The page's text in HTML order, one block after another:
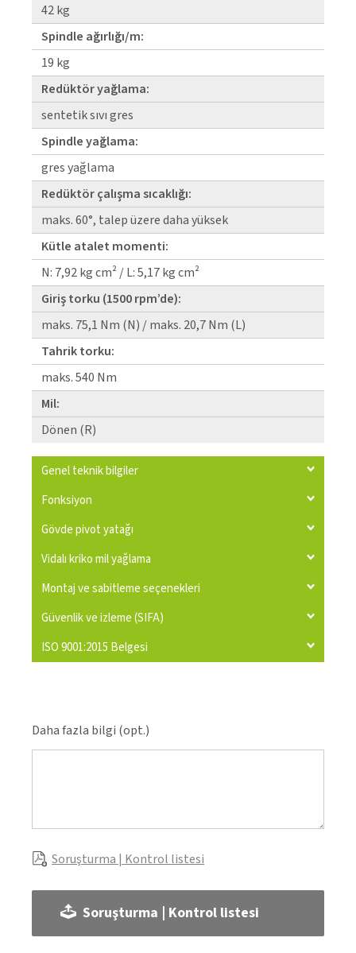
42 kg
Spindle ağırlığı/m:
19 kg
Redüktör yağlama:
senteti̇k sıvı gres
Spindle yağlama:
gres yağlama
Redüktör çalışma sıcaklığı:
maks. 60°, talep üzere daha yüksek
Kütle atalet momenti:
N: 7,92 kg cm² / L: 5,17 kg cm²
Giriş torku (1500 rpm’de):
maks. 75,1 Nm (N) / maks. 20,7 Nm (L)
Tahrik torku:
maks. 540 Nm
Mil:
Dönen (R)
Genel teknik bilgiler
Fonksiyon
Gövde pivot yatağı
Vidalı kriko mil yağlama
Montaj ve sabitleme seçenekleri
Güvenlik ve izleme (SIFA)
ISO 9001:2015 Belgesi
Daha fazla bilgi (opt.)
Soruşturma | Kontrol listesi
Soruşturma | Kontrol listesi